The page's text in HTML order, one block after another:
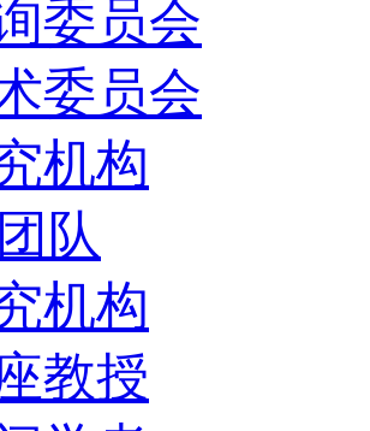
委员会
委员会
机构
队
机构
教授